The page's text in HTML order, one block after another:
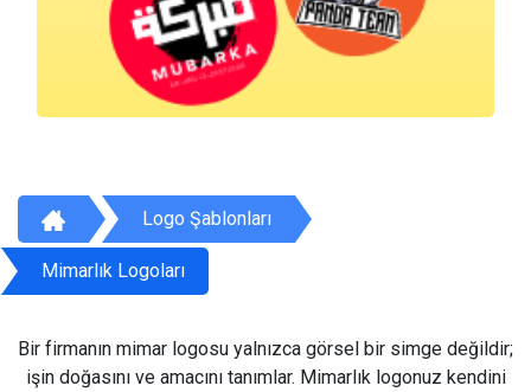
Logo Şablonları
Mimarlık Logoları
Bir firmanın mimar logosu yalnızca görsel bir simge değildir;
işin doğasını ve amacını tanımlar. Mimarlık logonuz kendini